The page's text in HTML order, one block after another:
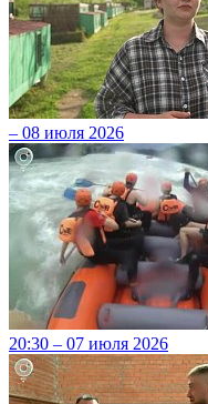
– 08 июля 2026
20:30 – 07 июля 2026